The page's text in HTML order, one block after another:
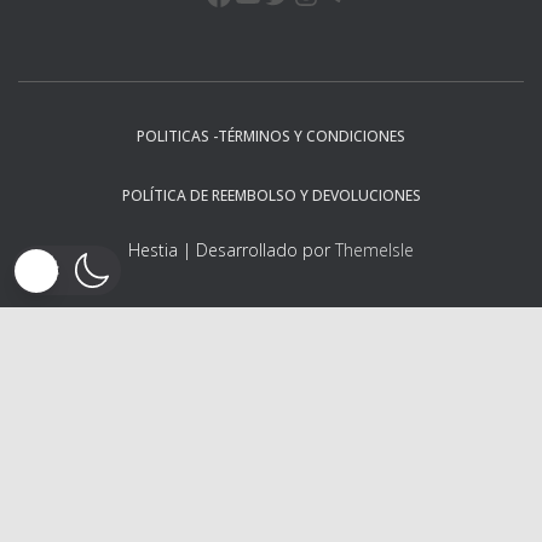
POLITICAS -TÉRMINOS Y CONDICIONES
POLÍTICA DE REEMBOLSO Y DEVOLUCIONES
Hestia | Desarrollado por ThemeIsle